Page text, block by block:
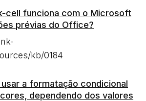
cell funciona com o Microsoft
prévias do Office?
kb/0184
usar a formatação condicional
dependendo dos valores